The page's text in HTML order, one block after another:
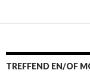
TREFFEND EN/OF